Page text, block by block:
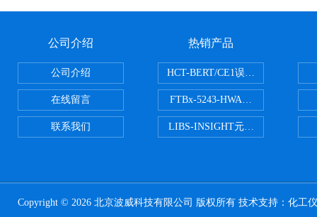
公司介绍
公司介绍
在线留言
联系我们
热销产品
HCT-BERT/CE1误码测试仪
FTBx-5243-HWA光谱分析仪
LIBS-INSIGHT元素光谱分析仪
Copyright © 2026 北京波威科技有限公司 版权所有 技术支持： 化工